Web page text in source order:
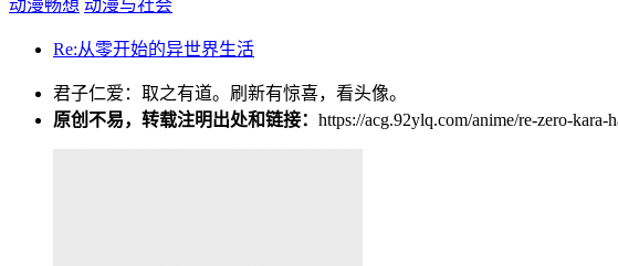
动漫畅想 动漫与社会
Re:从零开始的异世界生活
君子仁爱：取之有道。刷新有惊喜，看头像。
原创不易，转载注明出处和链接： https://acg.92ylq.com/anime/re-zero-kara-